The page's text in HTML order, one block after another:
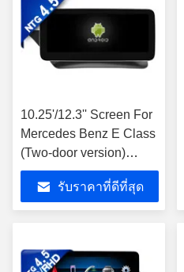
10.25'/12.3'' Screen For
Mercedes Benz E Class
(Two-door version)
W207 E180 E200 E260
E300 E320 E350 E400
E500 E550 E63AMG
ดรอยด์ มัลติมีเดีย เพลย์
รับราคาที่ดีที่สุด